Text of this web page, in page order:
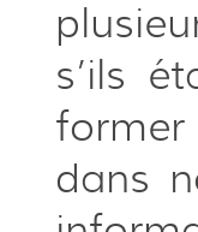
s’ils
dans